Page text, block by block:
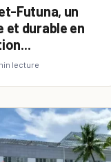
Futuna, un
durable en
lecture